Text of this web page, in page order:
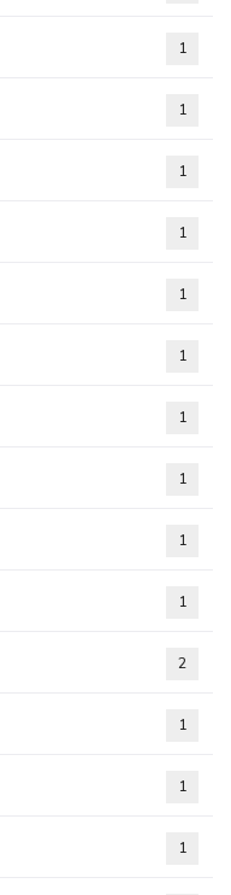
1
1
1
1
1
1
1
1
1
1
2
1
1
1